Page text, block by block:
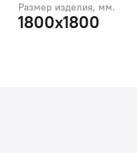
Размер изделия, мм.
1800x1800